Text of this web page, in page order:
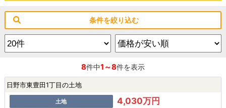
条件を絞り込む
8件中1～8件を表示
日野市東豊田1丁目の土地
土地 4,030万円